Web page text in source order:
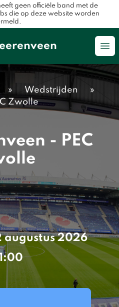
geen officiële band met de
die op deze website worden
» Wedstrijden
»
Zwolle
- PEC
2026